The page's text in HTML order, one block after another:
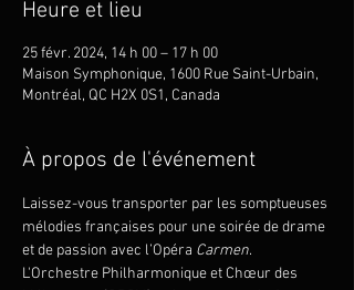
Heure et lieu
25 févr. 2024, 14 h 00 – 17 h 00
Maison Symphonique, 1600 Rue Saint-Urbain,
Montréal, QC H2X 0S1, Canada
À propos de l'événement
Laissez-vous transporter par les somptueuses
mélodies françaises pour une soirée de drame
et de passion avec l’Opéra Carmen.
L'Orchestre Philharmonique et Chœur des